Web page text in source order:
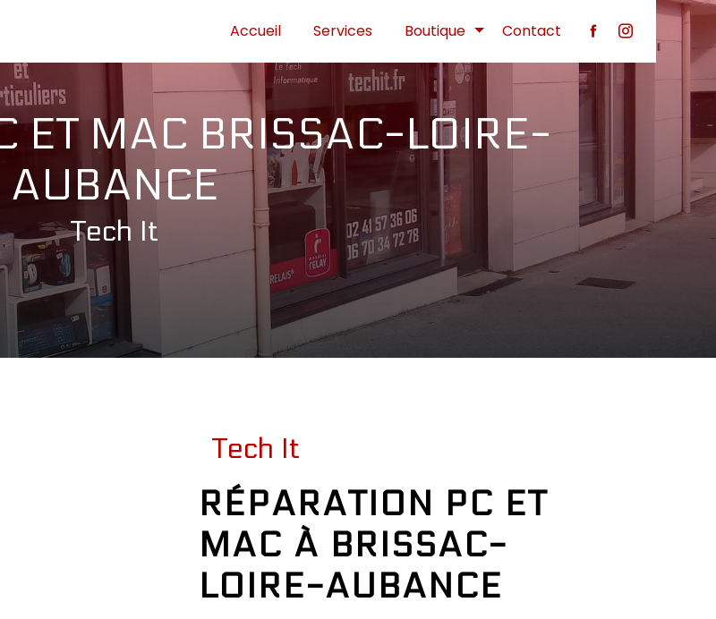
Accueil Services Boutique Contact
ET MAC BRISSAC-LOIRE-
AUBANCE
Tech It
Tech It
RÉPARATION PC ET
MAC À BRISSAC-
LOIRE-AUBANCE